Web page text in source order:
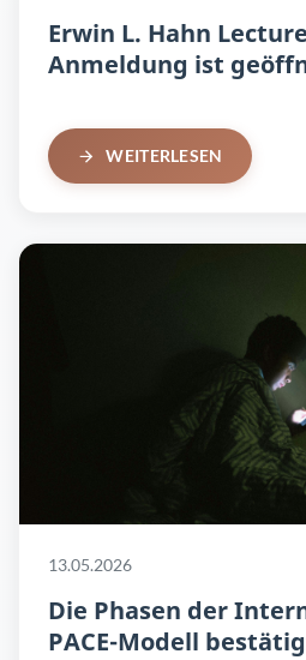
Erwin L. Hahn
Anmeldung ist
WEITERLESEN
13.05.2026
Die Phasen der
PACE-Modell